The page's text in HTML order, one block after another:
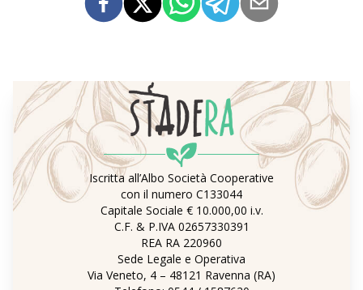
Iscritta all’Albo Società Cooperative
con il numero C133044
Capitale Sociale € 10.000,00 i.v.
C.F. & P.IVA 02657330391
REA RA 220960
Sede Legale e Operativa
Via Veneto, 4 – 48121 Ravenna (RA)